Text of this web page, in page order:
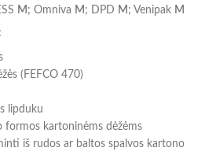
M ; Omniva M ; DPD M ; Venipak M
(FEFCO 470)
lipduku
kartoninėms dėžėms
iš rudos ar baltos spalvos kartono